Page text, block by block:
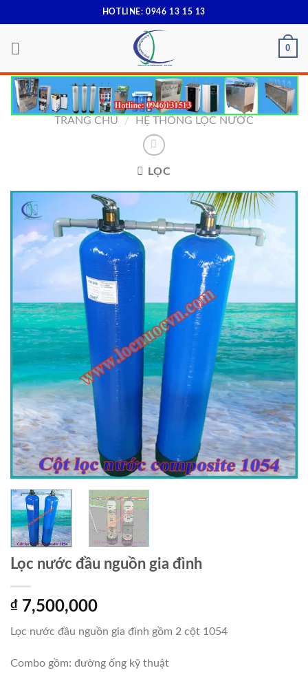
to
content
HOTLINE: 0946 13 15 13
0
TRANG CHỦ / HỆ THỐNG LỌC NƯỚC
LỌC
Lọc nước đầu nguồn gia đình
₫ 7,500,000
Lọc nước đầu nguồn gia đình gồm 2 cột 1054
Combo gồm: đường ống kỹ thuật